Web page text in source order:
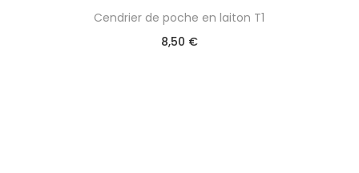
Cendrier de poche en laiton T1
8,50 €